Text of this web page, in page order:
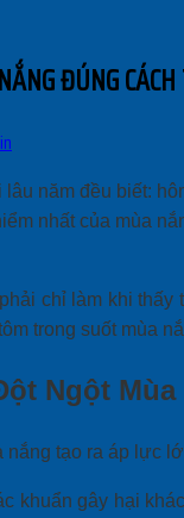
ĐÚNG
năm đều biết:
nhất của mùa
chỉ làm khi
trong suốt mùa
Ngột Mùa
tạo ra áp lực
khuẩn gây hại